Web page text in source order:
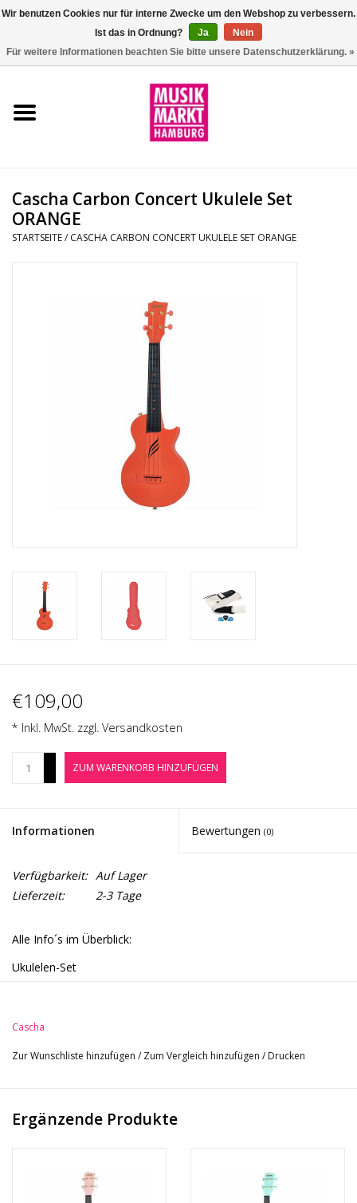
Aktion
Drums
Star-Club Merch
Noten-Zubehör
Jobbörse
Cascha Carbon Concert Ukulele Set
ORANGE
STARTSEITE/ CASCHA CARBON CONCERT UKULELE SET ORANGE
€109,00
* Inkl. MwSt. zzgl. Versandkosten
ZUM WARENKORB HINZUFÜGEN
Informationen Bewertungen (0)
Verfügbarkeit: Auf Lager
Lieferzeit:
2-3 Tage
Alle Info´s im Überblick:
Ukulelen-Set
Korpus und Hals aus Carbonfasern und Polycarbonat
resistent gegen äußere Einflüsse
Mensur: 405 mm
Gewicht: 1,16 kg
Farbe: Orange
Cascha
Zur Wunschliste hinzufügen / Zum Vergleich hinzufügen / Drucken
Ergänzende Produkte
Wir benutzen Cookies nur für interne Zwecke um den Webshop zu verbessern.
Ist das in Ordnung?
Ja
Nein
Für weitere Informationen beachten Sie bitte unsere Datenschutzerklärung. »